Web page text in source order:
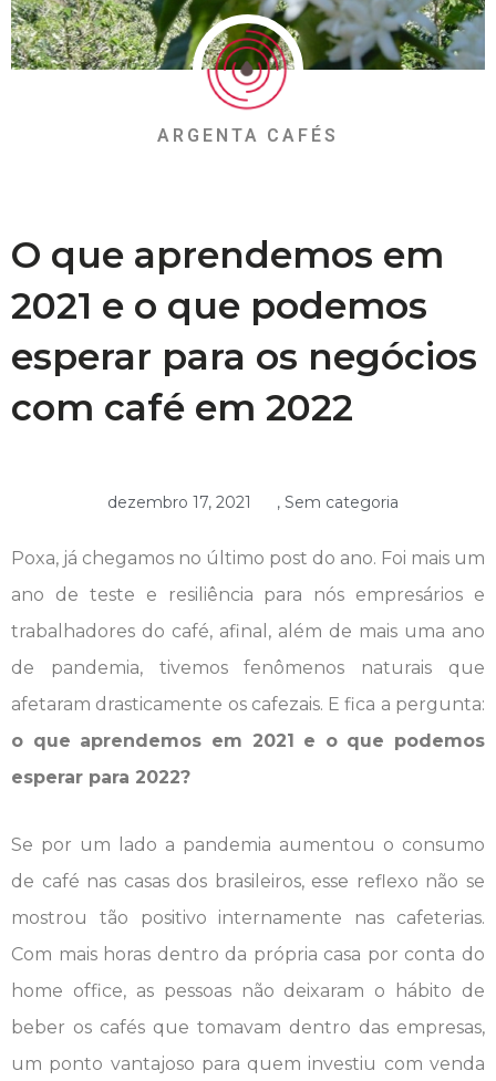
ARGENTA CAFÉS
O que aprendemos em
2021 e o que podemos
esperar para os negócios
com café em 2022
dezembro 17, 2021 , Sem categoria
Poxa, já chegamos no último post do ano. Foi mais um
ano de teste e resiliência para nós empresários e
trabalhadores do café, afinal, além de mais uma ano
de pandemia, tivemos fenômenos naturais que
afetaram drasticamente os cafezais. E fica a pergunta:
o que aprendemos em 2021 e o que podemos
esperar para 2022?
Se por um lado a pandemia aumentou o consumo
de café nas casas dos brasileiros, esse reflexo não se
mostrou tão positivo internamente nas cafeterias.
Com mais horas dentro da própria casa por conta do
home office, as pessoas não deixaram o hábito de
beber os cafés que tomavam dentro das empresas,
um ponto vantajoso para quem investiu com venda